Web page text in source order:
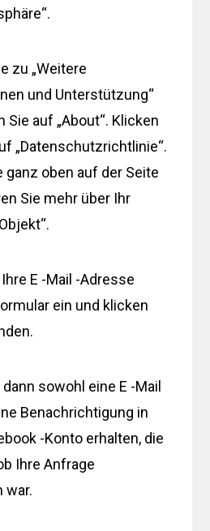
zu „Weitere
und Unterstützung“
Sie auf „About“. Klicken
„Datenschutzrichtlinie“.
ganz oben auf der Seite
Sie mehr über Ihr
E -Mail -Adresse
ein und klicken
sowohl eine E -Mail
Benachrichtigung in
-Konto erhalten, die
Ihre Anfrage
war.